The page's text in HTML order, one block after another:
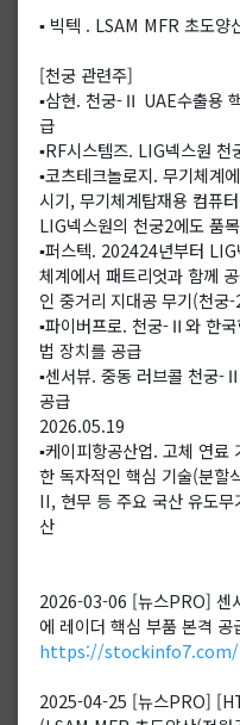
▪️ 빅텍 . LSAM MFR 초도양
[천궁 관련주]
▪️삼현. 천궁-Ⅱ UAE수출용
급
▪️RF시스템즈. LIG넥스원
▪️코츠테크놀로지. 무기체계
시기, 무기체계탑재용 컴퓨
LIG넥스원의 천궁2에도 품
▪️퍼스텍. 202424년부터
체계에서 패트리엇과 함께
인 중거리 지대공 무기(천궁
▪️파이버프로. 천궁-Ⅱ와 한
법 장치를 공급
▪️센서뷰. 중동 러브콜 천궁-
공급
2026.05.19
▪️케이피항공산업. 고체 연료
한 독자적인 핵심 기술(분할
II, 현무 등 주요 국산 유도
산
2026-03-06 [뉴스PRO] 센
에 레이더 핵심 부품 본격
https://stockinfo7.com/
2025-04-25 [뉴스PRO]